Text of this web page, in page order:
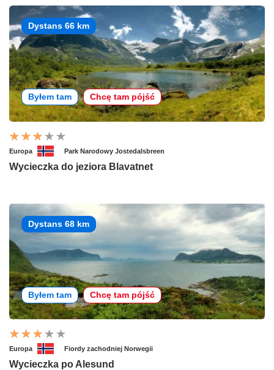
Dystans 66 km
Byłem tam Chcę tam pójść
Europa Park Narodowy Jostedalsbreen
Wycieczka do jeziora Blavatnet
Dystans 68 km
Byłem tam Chcę tam pójść
Europa Fiordy zachodniej Norwegii
Wycieczka po Alesund